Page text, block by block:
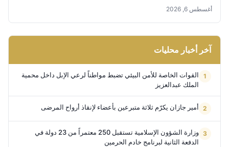
أغسطس 6, 2026
آخر أخبار محليات
القوات الخاصة للأمن البيئي تضبط مواطناً لرعي الإبل داخل محمية
الملك عبدالعزيز
أمير جازان يكرّم ثلاثة متبرعين بأعضاء لإنقاذ أرواح المرضى
وزارة الشؤون الإسلامية تستقبل 250 معتمراً من 23 دولة في
الدفعة الثانية لبرنامج خادم الحرمين